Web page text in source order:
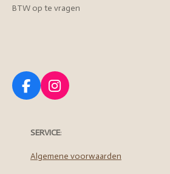
BTW op te vragen
F
a
e
o
I
n
t
g
SERVICE:
Algemene voorwaarden